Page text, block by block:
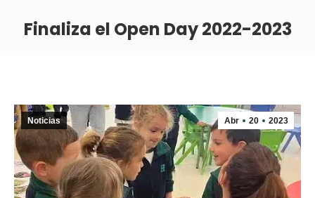
Finaliza el Open Day 2022-2023
Abr 20 2023
Noticias